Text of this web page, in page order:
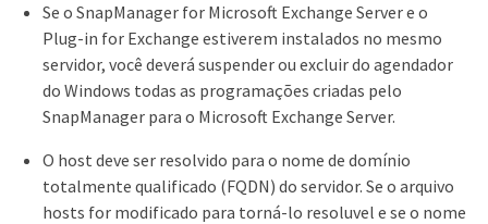
Se o SnapManager for Microsoft Exchange Server e o
Plug-in for Exchange estiverem instalados no mesmo
servidor, você deverá suspender ou excluir do agendador
do Windows todas as programações criadas pelo
SnapManager para o Microsoft Exchange Server.
O host deve ser resolvido para o nome de domínio
totalmente qualificado (FQDN) do servidor. Se o arquivo
hosts for modificado para torná-lo resoluvel e se o nome